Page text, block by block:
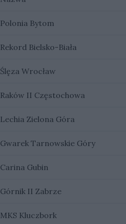
Polonia Bytom
Rekord Bielsko-Biała
Ślęza Wrocław
Raków II Częstochowa
Lechia Zielona Góra
Gwarek Tarnowskie Góry
Carina Gubin
Górnik II Zabrze
MKS Kluczbork